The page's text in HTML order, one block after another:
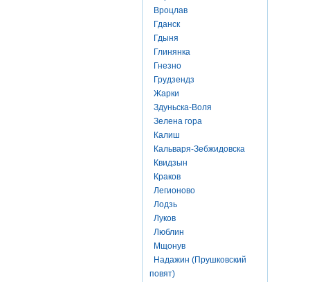
Вроцлав
Гданск
Гдыня
Глинянка
Гнезно
Грудзендз
Жарки
Здуньска-Воля
Зелена гора
Калиш
Кальваря-Зебжидовска
Квидзын
Краков
Легионово
Лодзь
Луков
Люблин
Мщонув
Надажин (Прушковский
повят)